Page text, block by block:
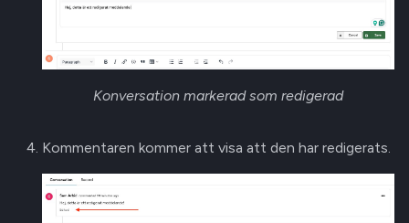
Konversation markerad som redigerad
Kommentaren kommer att visa att den har redigerats.